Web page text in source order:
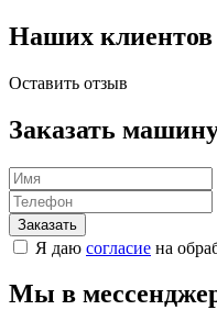
Наших клиентов
Оставить отзыв
Заказать
Я даю согласие на
Мы в